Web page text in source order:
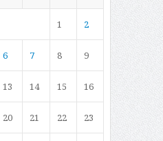
1 2
6 7 8 9
13 14 15 16
20 21 22 23